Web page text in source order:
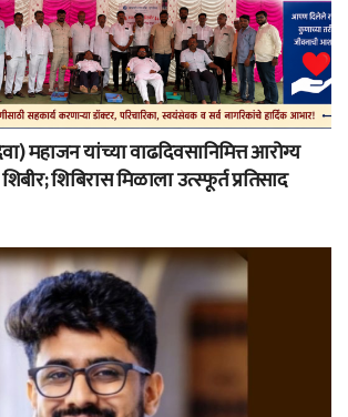
महाजन यांच्या वाढदिवसानिमित्त आरोग्य
शिबिरास मिळाला उत्स्फूर्त प्रतिसाद